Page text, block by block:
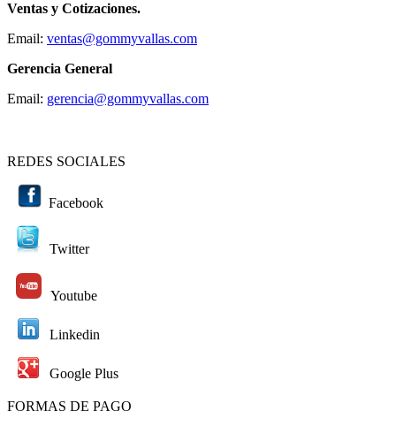
Ventas y Cotizaciones.
Email: ventas@gommyvallas.com
Gerencia General
Email: gerencia@gommyvallas.com
REDES SOCIALES
Facebook
Twitter
Youtube
Linkedin
Google Plus
FORMAS DE PAGO